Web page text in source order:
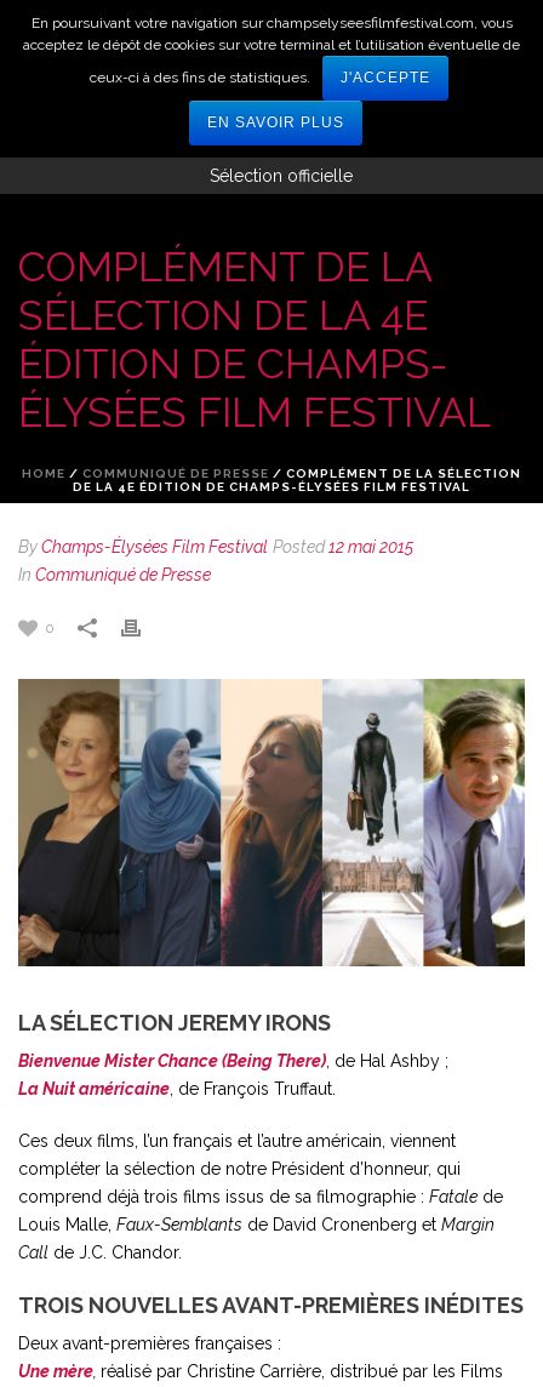
Sélection officielle
COMPLÉMENT DE LA
SÉLECTION DE LA 4E
ÉDITION DE CHAMPS-
ÉLYSÉES FILM FESTIVAL
HOME / COMMUNIQUÉ DE PRESSE / COMPLÉMENT DE LA SÉLECTION
DE LA 4E ÉDITION DE CHAMPS-ÉLYSÉES FILM FESTIVAL
ByChamps-Élysées Film Festival Posted12 mai 2015
In Communiqué de Presse
0
LA SÉLECTION JEREMY IRONS
Bienvenue Mister Chance (Being There) , de Hal Ashby ;
La Nuit américaine , de François Truffaut.
Ces deux films, l’un français et l’autre américain, viennent
compléter la sélection de notre Président d’honneur, qui
comprend déjà trois films issus de sa filmographie : Fatale de
Louis Malle, Faux-Semblants de David Cronenberg et Margin
Call de J.C. Chandor.
TROIS NOUVELLES AVANT-PREMIÈRES INÉDITES
Deux avant-premières françaises :
Une mère réalisé par Christine Carrière, distribué par les Films
En poursuivant votre navigation sur champselyseesfilmfestival.com, vous
acceptez le dépôt de cookies sur votre terminal et l’utilisation éventuelle de
ceux-ci à des fins de statistiques.
J'ACCEPTE
EN SAVOIR PLUS